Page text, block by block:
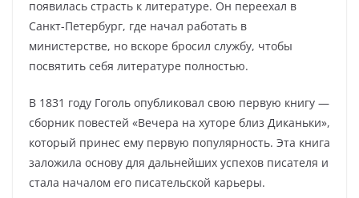
появилась страсть к литературе. Он переехал в
Санкт-Петербург, где начал работать в
министерстве, но вскоре бросил службу, чтобы
посвятить себя литературе полностью.
В 1831 году Гоголь опубликовал свою первую книгу —
сборник повестей «Вечера на хуторе близ Диканьки»,
который принес ему первую популярность. Эта книга
заложила основу для дальнейших успехов писателя и
стала началом его писательской карьеры.